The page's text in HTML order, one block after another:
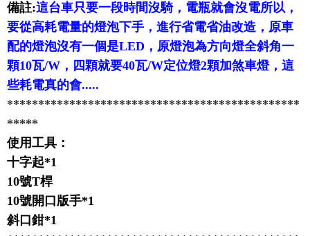
備註:這台車只要一段時間沒騎，電瓶就會沒電所以，
要從高耗電量的燈泡下手，進行省電省油改造，原車
配的燈泡沒有一個是LED，原燈泡為方向燈全斜角一
顆10瓦/W，四顆就要40瓦/W定位燈2顆加煞車燈，這
些耗電真的會.....
***********************************************
*****
使用工具：
十字起*1
10號T桿
10號開口版手*1
斜口鉗*1